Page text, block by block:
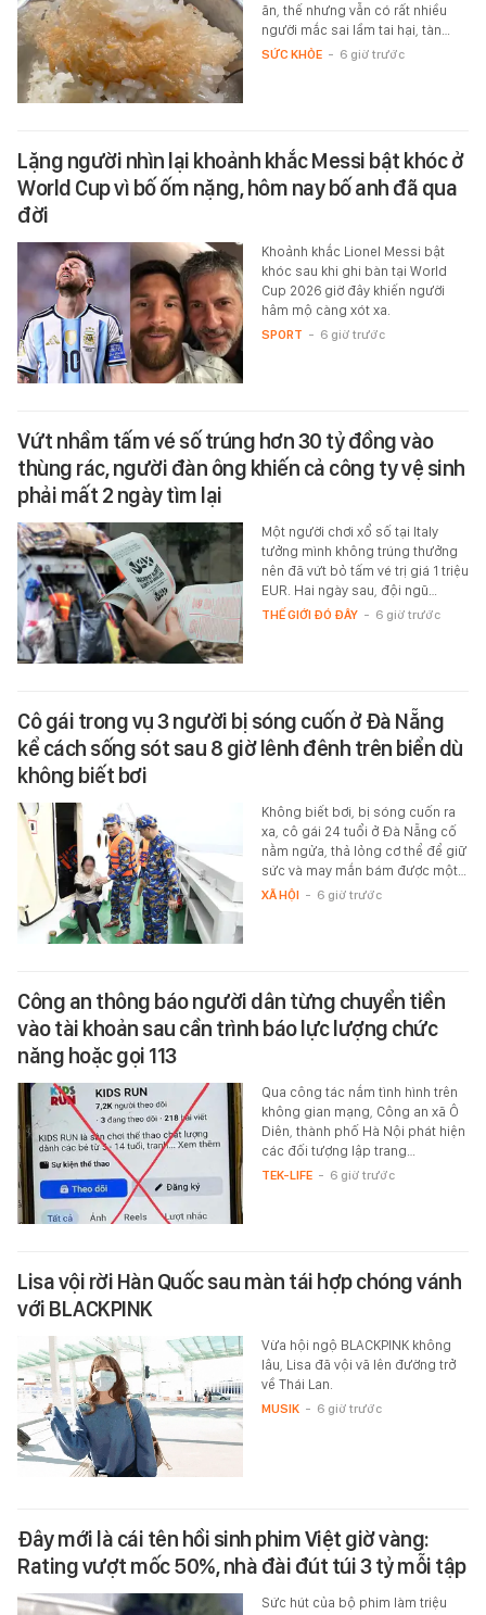
ăn, thế nhưng vẫn có rất nhiều
người mắc sai lầm tai hại, tàn…
SỨC KHỎE - 6 giờ trước
Lặng người nhìn lại khoảnh khắc Messi bật khóc ở
World Cup vì bố ốm nặng, hôm nay bố anh đã qua
đời
Khoảnh khắc Lionel Messi bật
khóc sau khi ghi bàn tại World
Cup 2026 giờ đây khiến người
hâm mộ càng xót xa.
SPORT - 6 giờ trước
Vứt nhầm tấm vé số trúng hơn 30 tỷ đồng vào
thùng rác, người đàn ông khiến cả công ty vệ sinh
phải mất 2 ngày tìm lại
Một người chơi xổ số tại Italy
tưởng mình không trúng thưởng
nên đã vứt bỏ tấm vé trị giá 1 triệu
EUR. Hai ngày sau, đội ngũ…
THẾ GIỚI ĐÓ ĐÂY - 6 giờ trước
Cô gái trong vụ 3 người bị sóng cuốn ở Đà Nẵng
kể cách sống sót sau 8 giờ lênh đênh trên biển dù
không biết bơi
Không biết bơi, bị sóng cuốn ra
xa, cô gái 24 tuổi ở Đà Nẵng cố
nằm ngửa, thả lỏng cơ thể để giữ
sức và may mắn bám được một…
XÃ HỘI - 6 giờ trước
Công an thông báo người dân từng chuyển tiền
vào tài khoản sau cần trình báo lực lượng chức
năng hoặc gọi 113
Qua công tác nắm tình hình trên
không gian mạng, Công an xã Ô
Diên, thành phố Hà Nội phát hiện
các đối tượng lập trang…
TEK-LIFE - 6 giờ trước
Lisa vội rời Hàn Quốc sau màn tái hợp chóng vánh
với BLACKPINK
Vừa hội ngộ BLACKPINK không
lâu, Lisa đã vội vã lên đường trở
về Thái Lan.
MUSIK - 6 giờ trước
Đây mới là cái tên hồi sinh phim Việt giờ vàng:
Rating vượt mốc 50%, nhà đài đút túi 3 tỷ mỗi tập
Sức hút của bộ phim làm triệu